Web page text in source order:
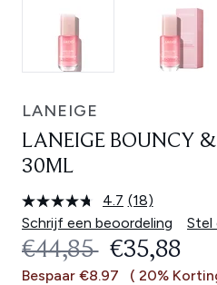
LANEIGE
LANEIGE BOUNCY &
30ML
4.7 Lees
18
beoordelingen.
Dezelfde
paginalink.
(18)
Schrijf een beoordeling
Stel
RECOMMENDED
€44,85 HUIDIGE
€35,88
Bespaar €8.97 ( 20%